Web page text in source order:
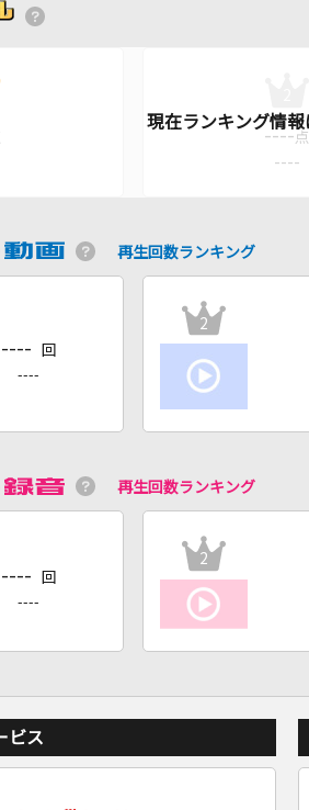
---- 点
----
再生回数ランキング
---- 回
----
2
再生回数ランキング
---- 回
----
2
ビス